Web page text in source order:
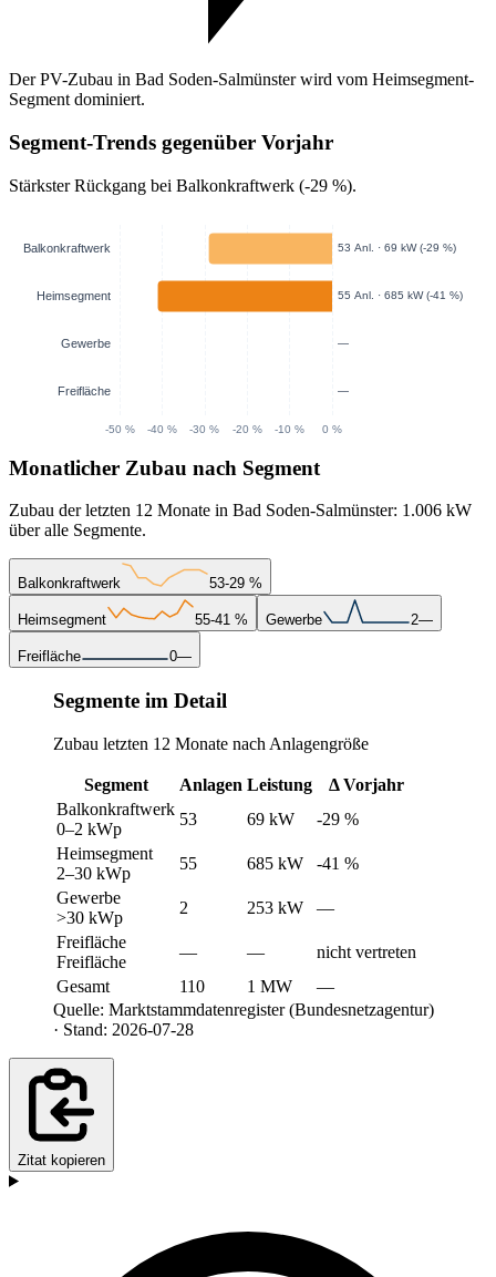
Der PV-Zubau in Bad Soden-Salmünster wird vom Heimsegment-
Segment dominiert.
Segment-Trends gegenüber Vorjahr
Stärkster Rückgang bei Balkonkraftwerk (-29 %).
Monatlicher Zubau nach Segment
Zubau der letzten 12 Monate in Bad Soden-Salmünster: 1.006 kW
über alle Segmente.
Balkonkraftwerk 53-29 %
Heimsegment 55-41 % Gewerbe 2—
Freifläche 0—
Segmente im Detail
Zubau letzten 12 Monate nach Anlagengröße
Segment Anlagen Leistung
Δ Vorjahr
Balkonkraftwerk
0–2 kWp
53 69 kW
-29 %
Heimsegment
2–30 kWp
55 685 kW
-41 %
Gewerbe
>30 kWp
2 253 kW
—
Freifläche
Freifläche
— —
nicht vertreten
Gesamt
110 1 MW
—
Quelle: Marktstammdatenregister (Bundesnetzagentur)
· Stand: 2026-07-28
Zitat kopieren